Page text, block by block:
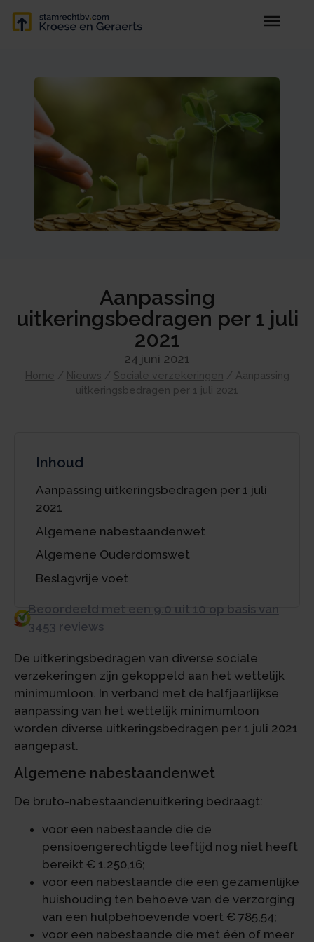
Aanpassing
uitkeringsbedragen per 1 juli
2021
24 juni 2021
Home / Nieuws / Sociale verzekeringen / Aanpassing
uitkeringsbedragen per 1 juli 2021
Inhoud
Aanpassing uitkeringsbedragen per 1 juli
2021
Algemene nabestaandenwet
Algemene Ouderdomswet
Beslagvrije voet
Beoordeeld met een 9.0 uit 10 op basis van
3453 reviews
De uitkeringsbedragen van diverse sociale
verzekeringen zijn gekoppeld aan het wettelijk
minimumloon. In verband met de halfjaarlijkse
aanpassing van het wettelijk minimumloon
worden diverse uitkeringsbedragen per 1 juli 2021
aangepast.
Algemene nabestaandenwet
De bruto-nabestaandenuitkering bedraagt:
voor een nabestaande die de
pensioengerechtigde leeftijd nog niet heeft
bereikt € 1.250,16;
voor een nabestaande die een gezamenlijke
huishouding ten behoeve van de verzorging
van een hulpbehoevende voert € 785,54;
voor een nabestaande die met één of meer